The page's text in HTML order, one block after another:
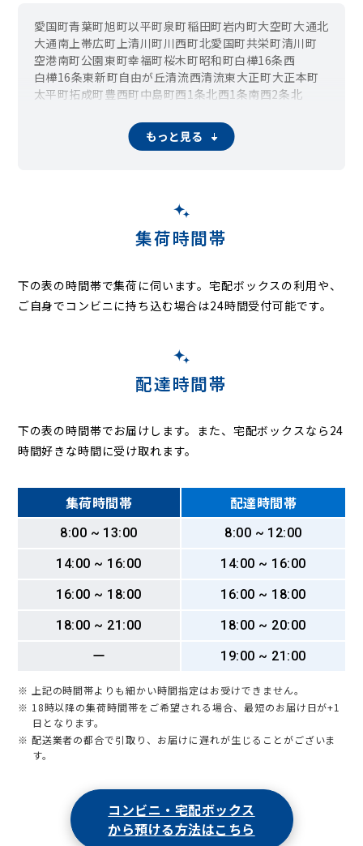
愛国町青葉町旭町以平町泉町稲田町岩内町大空町大通北
大通南 上帯広町 上清川町川西町北愛国町共栄町清川町
空港南町公園東町幸福町桜木町昭和町白樺16条西
白樺16条東新町自由が丘清流西清流東大正町大正本町
太平町拓成町豊西町中島町西1条北西1条南西2条北
西6条南西7条北西7条南
西9条南西10条北 西10条南
西20条北西20条南
西22条南西23条北
西25条北西25条南
東2条北東2条南東3条北東3条南 東4条北 東4条南
東5条南
東6条南 東7条南 東8条南 東9条南東10条南
東11条南東12条南東13条南東14条南東15条南
南の森東
もっと見る
集荷時間帯
下の表の時間帯で集荷に伺います。宅配ボックスの利用や、
ご自身でコンビニに持ち込む場合は24時間受付可能です。
配達時間帯
下の表の時間帯でお届けします。また、宅配ボックスなら24
時間好きな時間に受け取れます。
集荷時間帯 配達時間帯
8:00 ~ 13:00
8:00 ~ 12:00
14:00 ~ 16:00
14:00 ~ 16:00
16:00 ~ 18:00
16:00 ~ 18:00
18:00 ~ 21:00
18:00 ~ 20:00
ー
19:00 ~ 21:00
※ 上記の時間帯よりも細かい時間指定はお受けできません。
※ 18時以降の集荷時間帯をご希望される場合、最短のお届け日が+1
日となります。
※ 配送業者の都合で引取り、お届けに遅れが生じることがございま
す。
コンビニ・宅配ボックス
から預ける方法はこちら